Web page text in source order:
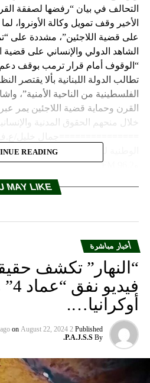
التحالف في بيان “رفضها لصفقة
الأخير وقف تمويل وكالة الأونروا،
على قضية اللاجئين”، مشددة على
الشاهد الدولي والإنساني على
“الوقوف أمام قرار ترمب بوقف دعم
تطالب الدولة اللبنانية بألا يقتصر
الفلسطينية من الناحية الأمنية”،
القرن وحماية قضية اللاجئين يمر
خلال منحهم الحقوق المدنية
DON'T MISS
المفكرة ليوم الاثنين 17 أيلول 2018
READING
MAY LIKE
أخبار مباشرة
“النهار” تكشف
أوكرانيا….
Published
2 years ago
on August 22, 2024
By
P.A.J.S.S.